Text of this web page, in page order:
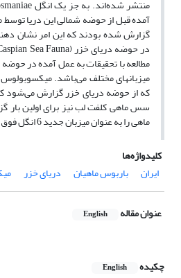
آمده قبل از حوضه شمالی این دریا
گزارش شده بودند که این امر نشان
مطالعه با تحقیقات به عمل آمده در
میزبانهای مختلف می‌باشد. میکسوبولوس
که از حوضه دریای خزر گزارش می‌شود
سس ماهی کلفت لب نیز برای اولین بار
ماهی را به عنوان میزبان جدید 6 انگل فوق معرفی نمود.
کلیدواژه‌ها
ایران
باربوس ماهیان دریای خزر
عنوان مقاله English
چکیده English